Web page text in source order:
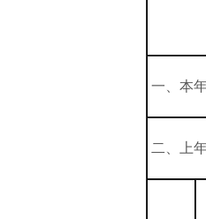
一、本
二、上